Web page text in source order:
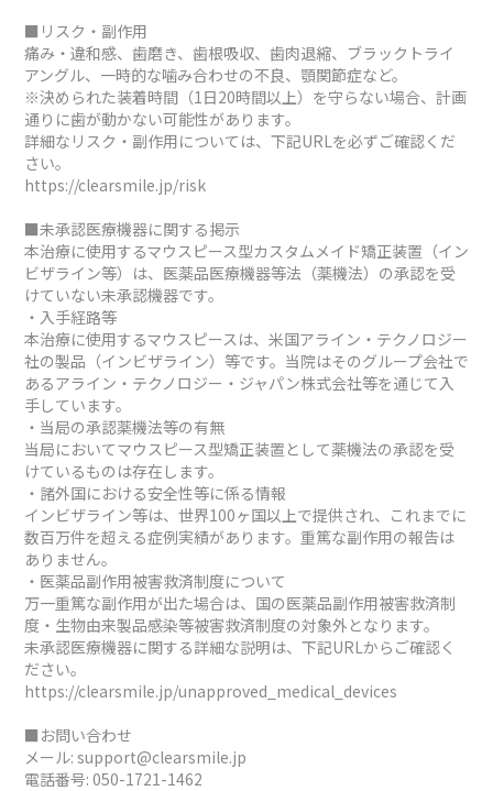
■リスク・副作用
痛み・違和感、歯磨き、歯根吸収、歯肉退縮、ブラックトライ
アングル、一時的な噛み合わせの不良、顎関節症など。
※決められた装着時間（1日20時間以上）を守らない場合、計画
通りに歯が動かない可能性があります。
詳細なリスク・副作用については、下記URLを必ずご確認くだ
さい。
https://clearsmile.jp/risk
■未承認医療機器に関する掲示
本治療に使用するマウスピース型カスタムメイド矯正装置（イン
ビザライン等）は、医薬品医療機器等法（薬機法）の承認を受
けていない未承認機器です。
・入手経路等
本治療に使用するマウスピースは、米国アライン・テクノロジー
社の製品（インビザライン）等です。当院はそのグループ会社で
あるアライン・テクノロジー・ジャパン株式会社等を通じて入
手しています。
・当局の承認薬機法等の有無
当局においてマウスピース型矯正装置として薬機法の承認を受
けているものは存在します。
・諸外国における安全性等に係る情報
インビザライン等は、世界100ヶ国以上で提供され、これまでに
数百万件を超える症例実績があります。重篤な副作用の報告は
ありません。
・医薬品副作用被害救済制度について
万一重篤な副作用が出た場合は、国の医薬品副作用被害救済制
度・生物由来製品感染等被害救済制度の対象外となります。
未承認医療機器に関する詳細な説明は、下記URLからご確認く
ださい。
https://clearsmile.jp/unapproved_medical_devices
■お問い合わせ
メール: support@clearsmile.jp
電話番号: 050-1721-1462